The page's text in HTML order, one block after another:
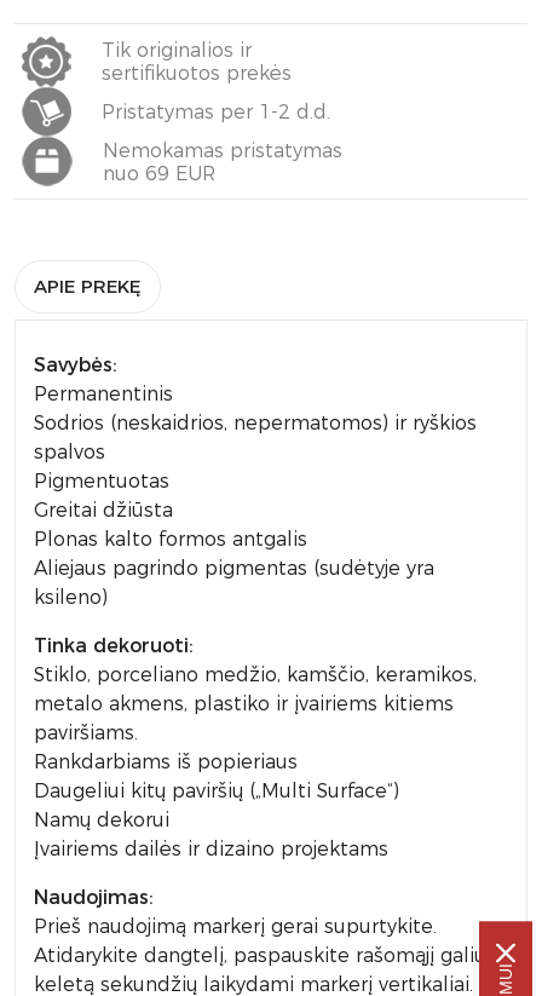
Tik originalios ir
sertifikuotos prekės
Pristatymas per 1-2 d.d.
Nemokamas pristatymas
nuo 69 EUR
APIE PREKĘ
Savybės:
Permanentinis
Sodrios (neskaidrios, nepermatomos) ir ryškios
spalvos
Pigmentuotas
Greitai džiūsta
Plonas kalto formos antgalis
Aliejaus pagrindo pigmentas (sudėtyje yra
ksileno)
Tinka dekoruoti:
Stiklo, porceliano medžio, kamščio, keramikos,
metalo akmens, plastiko ir įvairiems kitiems
paviršiams.
Rankdarbiams iš popieriaus
Daugeliui kitų paviršių („Multi Surface“)
Namų dekorui
Įvairiems dailės ir dizaino projektams
Naudojimas:
Prieš naudojimą markerį gerai supurtykite.
Atidarykite dangtelį, paspauskite rašomąjį galiuką
keletą sekundžių laikydami markerį vertikaliai.